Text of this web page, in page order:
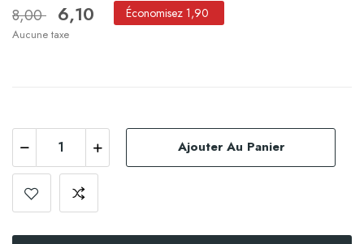
8,00 6,10 Économisez 1,90
Aucune taxe
Ajouter Au Panier